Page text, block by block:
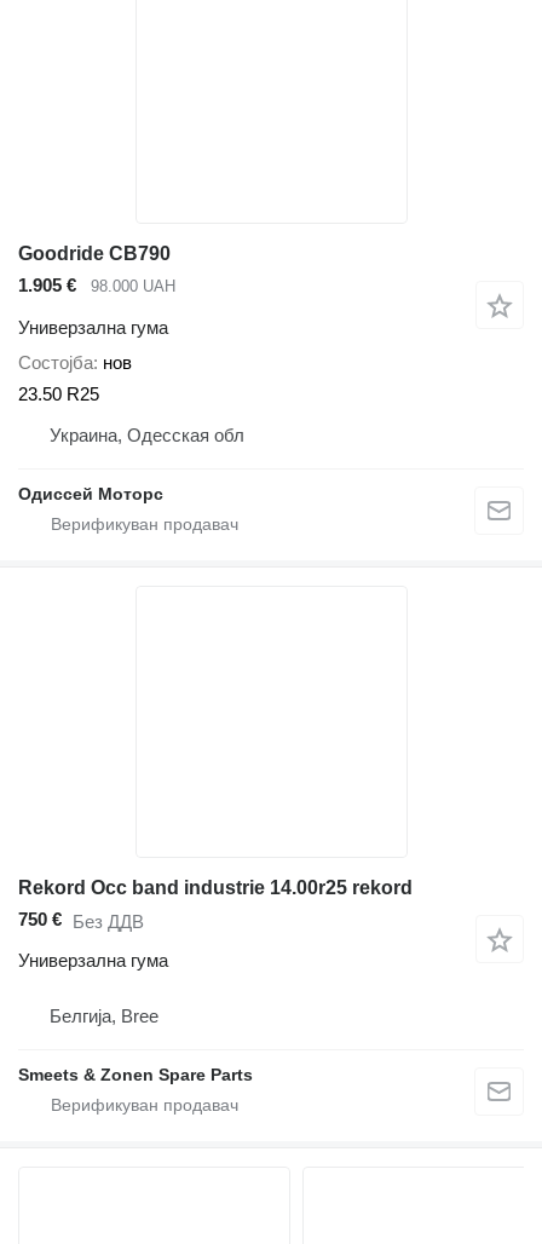
Goodride CB790
1.905 €
98.000 UAH
Универзална гума
Состојба нов
23.50 R25
Украина, Одесская обл
Одиссей Моторс
Rekord Occ band industrie 14.00r25 rekord
750 € Без ДДВ
Универзална гума
Белгија, Bree
Smeets & Zonen Spare Parts